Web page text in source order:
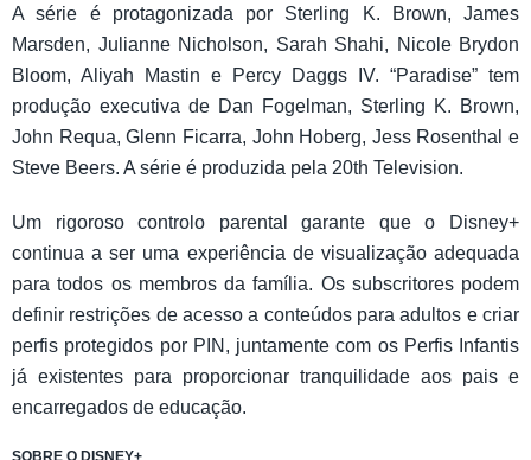
A série é protagonizada por Sterling K. Brown, James
Marsden, Julianne Nicholson, Sarah Shahi, Nicole Brydon
Bloom, Aliyah Mastin e Percy Daggs IV. “Paradise” tem
produção executiva de Dan Fogelman, Sterling K. Brown,
John Requa, Glenn Ficarra, John Hoberg, Jess Rosenthal e
Steve Beers. A série é produzida pela 20th Television.
Um rigoroso controlo parental garante que o Disney+
continua a ser uma experiência de visualização adequada
para todos os membros da família. Os subscritores podem
definir restrições de acesso a conteúdos para adultos e criar
perfis protegidos por PIN, juntamente com os Perfis Infantis
já existentes para proporcionar tranquilidade aos pais e
encarregados de educação.
SOBRE O DISNEY+